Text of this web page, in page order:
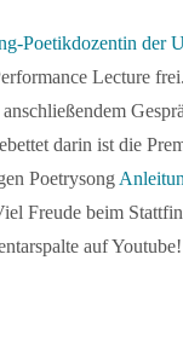
Poetikdozentin der
Lecture
darin ist die
Poetrysong
Freude beim
auf Youtube!